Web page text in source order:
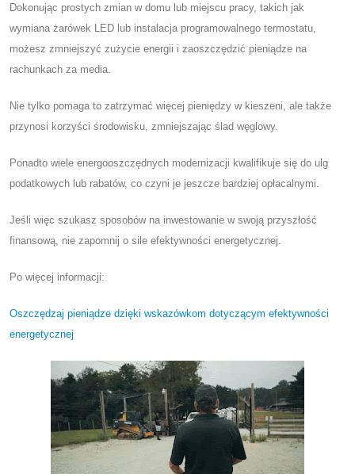
Dokonując prostych zmian w domu lub miejscu pracy, takich jak
wymiana żarówek LED lub instalacja programowalnego termostatu,
możesz zmniejszyć zużycie energii i zaoszczędzić pieniądze na
rachunkach za media.
Nie tylko pomaga to zatrzymać więcej pieniędzy w kieszeni, ale także
przynosi korzyści środowisku, zmniejszając ślad węglowy.
Ponadto wiele energooszczędnych modernizacji kwalifikuje się do ulg
podatkowych lub rabatów, co czyni je jeszcze bardziej opłacalnymi.
Jeśli więc szukasz sposobów na inwestowanie w swoją przyszłość
finansową, nie zapomnij o sile efektywności energetycznej.
Po więcej informacji:
Oszczędzaj pieniądze dzięki wskazówkom dotyczącym efektywności
energetycznej